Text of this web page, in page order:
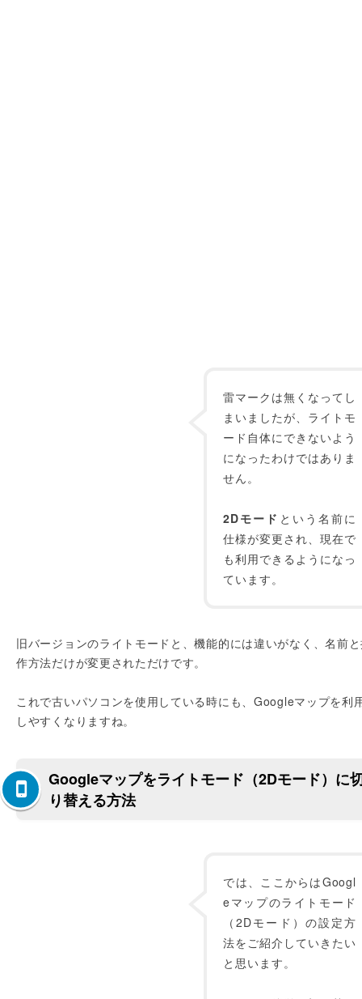
雷マークは無くなってし
まいましたが、ライトモ
ード自体にできないよう
になったわけではありま
せん。
2Dモード という名前に
仕様が変更され、現在で
も利用できるようになっ
ています。
旧バージョンのライトモードと、機能的には違いがなく、名前
作方法だけが変更されただけです。
これで古いパソコンを使用している時にも、Googleマップを利
しやすくなりますね。
Googleマップをライトモード（2Dモード）に
り替える方法
では、ここからはGoogl
eマップのライトモード
（2Dモード）の設定方
法をご紹介していきたい
と思います。